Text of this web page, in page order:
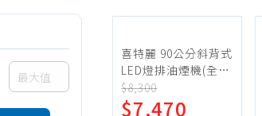
喜特麗 90公分斜背式
LED燈排油煙機(全省
安裝)(7-11商品卡
1100元)【JT-
$8,300
$7,470